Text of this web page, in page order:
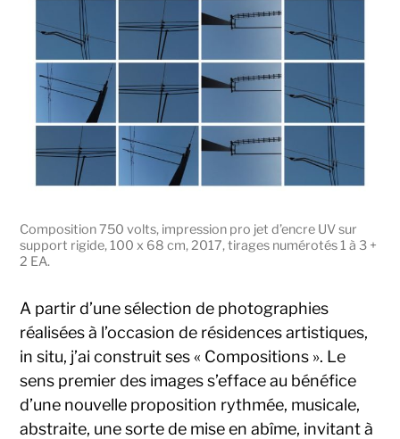
Composition 750 volts, impression pro jet d’encre UV sur
support rigide, 100 x 68 cm, 2017, tirages numérotés 1 à 3 +
2 EA.
A partir d’une sélection de photographies
réalisées à l’occasion de résidences artistiques,
in situ, j’ai construit ses « Compositions ». Le
sens premier des images s’efface au bénéfice
d’une nouvelle proposition rythmée, musicale,
abstraite, une sorte de mise en abîme, invitant à